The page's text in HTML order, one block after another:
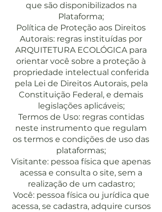
que são disponibilizados na
Plataforma;
Política de Proteção aos Direitos
Autorais: regras instituídas por
ARQUITETURA ECOLÓGICA para
orientar você sobre a proteção à
propriedade intelectual conferida
pela Lei de Direitos Autorais, pela
Constituição Federal, e demais
legislações aplicáveis;
Termos de Uso: regras contidas
neste instrumento que regulam
os termos e condições de uso das
plataformas;
Visitante: pessoa física que apenas
acessa e consulta o site, sem a
realização de um cadastro;
Você: pessoa física ou jurídica que
acessa, se cadastra, adquire cursos